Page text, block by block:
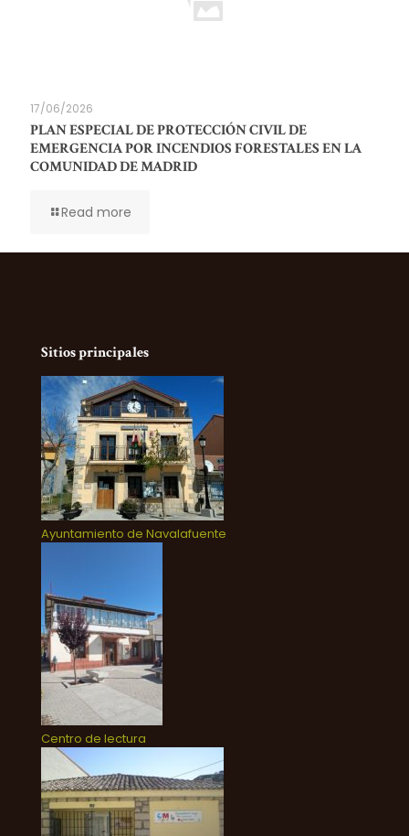
17/06/2026
PLAN ESPECIAL DE PROTECCIÓN CIVIL DE
EMERGENCIA POR INCENDIOS FORESTALES EN LA
COMUNIDAD DE MADRID
Read more
Sitios principales
Ayuntamiento de Navalafuente
Centro de lectura